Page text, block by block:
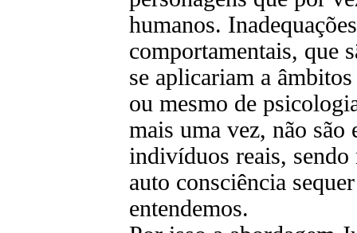
humanos.
comportamentais, que
se aplicariam a
ou mesmo de
mais uma vez, não são
indivíduos reais, sendo
auto consciência
entendemos.